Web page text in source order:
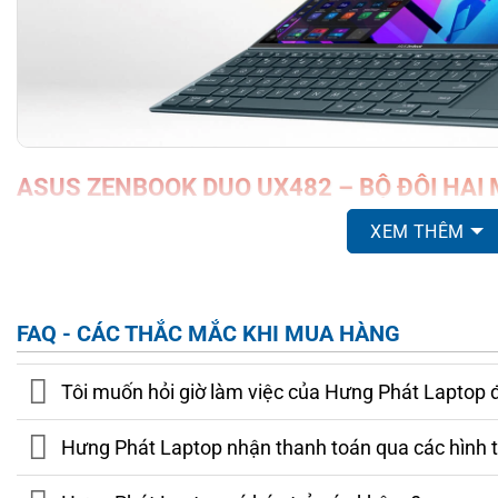
ASUS ZENBOOK DUO UX482 – BỘ ĐÔI
Asus ZenBook Duo UX482 đem đến chất lượng hiển
TUV Rheinland về mức độ phát ánh sáng xanh thấp nhằm
thời gian dài khi thực hiện các công việc sáng tạo.
XEM THÊM
FAQ - CÁC THẮC MẮC KHI MUA HÀNG
Tôi muốn hỏi giờ làm việc của Hưng Phát Laptop
Hưng Phát Laptop nhận thanh toán qua các hình